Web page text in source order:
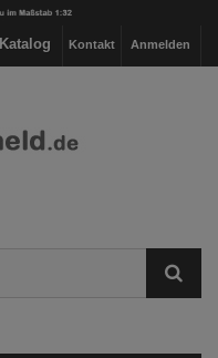
Anmelden
Kontakt
Katalog